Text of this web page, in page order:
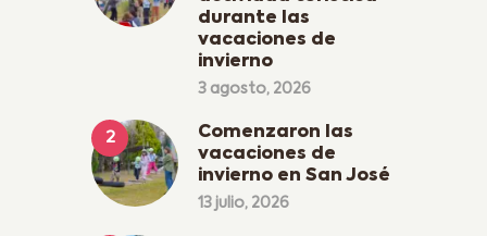
durante las
vacaciones de
invierno
3 agosto, 2026
Comenzaron las
vacaciones de
invierno en San José
13 julio, 2026